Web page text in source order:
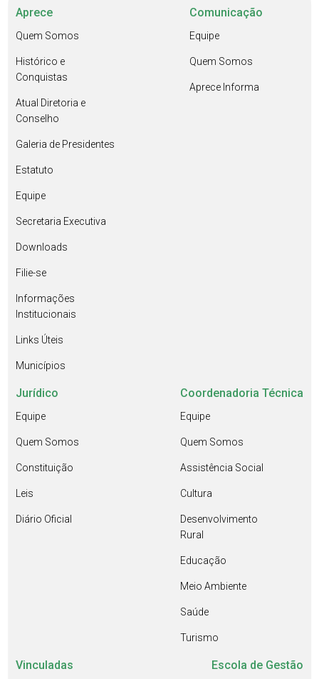
Aprece
Quem Somos
Histórico e
Conquistas
Atual Diretoria e
Conselho
Galeria de Presidentes
Estatuto
Equipe
Secretaria Executiva
Downloads
Filie-se
Informações
Institucionais
Links Úteis
Municípios
Comunicação
Equipe
Quem Somos
Aprece Informa
Jurídico
Equipe
Quem Somos
Constituição
Leis
Diário Oficial
Coordenadoria Técnica
Equipe
Quem Somos
Assistência Social
Cultura
Desenvolvimento
Rural
Educação
Meio Ambiente
Saúde
Turismo
Vinculadas Escola de Gestão